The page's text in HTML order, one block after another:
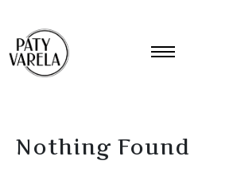
Nothing Found